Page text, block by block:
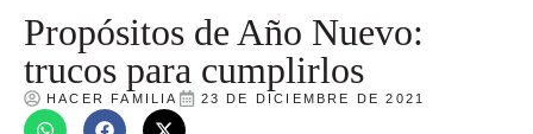
Propósitos de Año Nuevo:
trucos para cumplirlos
HACER FAMILIA 23 DE DICIEMBRE DE 2021